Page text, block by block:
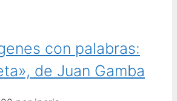
con palabras:
de Juan Gamba